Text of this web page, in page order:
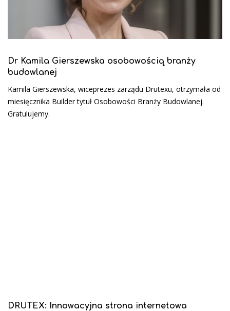
Dr Kamila Gierszewska osobowością branży
budowlanej
Kamila Gierszewska, wiceprezes zarządu Drutexu, otrzymała od
miesięcznika Builder tytuł Osobowości Branży Budowlanej.
Gratulujemy.
DRUTEX: Innowacyjna strona internetowa